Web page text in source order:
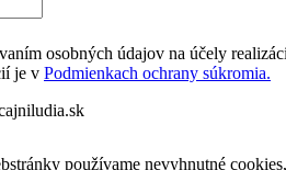
osobných údajov na účely
je v Podmienkach ochrany súkromia.
používame nevyhnutné